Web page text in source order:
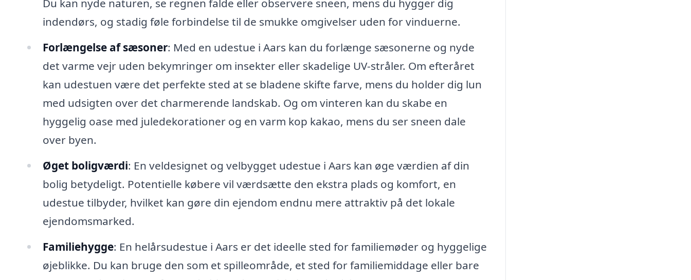
Du kan nyde naturen, se regnen falde eller observere sneen, mens du hygger dig
indendørs, og stadig føle forbindelse til de smukke omgivelser uden for vinduerne.
Forlængelse af sæsoner: Med en udestue i Aars kan du forlænge sæsonerne og nyde
det varme vejr uden bekymringer om insekter eller skadelige UV-stråler. Om efteråret
kan udestuen være det perfekte sted at se bladene skifte farve, mens du holder dig lun
med udsigten over det charmerende landskab. Og om vinteren kan du skabe en
hyggelig oase med juledekorationer og en varm kop kakao, mens du ser sneen dale
over byen.
Øget boligværdi: En veldesignet og velbygget udestue i Aars kan øge værdien af din
bolig betydeligt. Potentielle købere vil værdsætte den ekstra plads og komfort, en
udestue tilbyder, hvilket kan gøre din ejendom endnu mere attraktiv på det lokale
ejendomsmarked.
Familiehygge: En helårsudestue i Aars er det ideelle sted for familiemøder og hyggelige
øjeblikke. Du kan bruge den som et spilleområde, et sted for familiemiddage eller bare